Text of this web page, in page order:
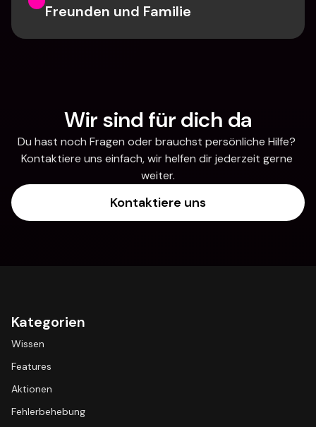
Freunden und Familie
Wir sind für dich da
Du hast noch Fragen oder brauchst persönliche Hilfe?
Kontaktiere uns einfach, wir helfen dir jederzeit gerne
weiter.
Kontaktiere uns
Kategorien
Wissen
Features
Aktionen
Fehlerbehebung